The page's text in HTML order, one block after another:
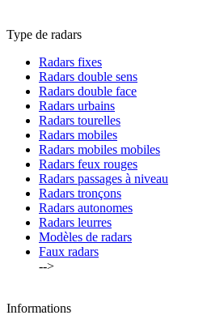
Type de radars
Radars fixes
Radars double sens
Radars double face
Radars urbains
Radars tourelles
Radars mobiles
Radars mobiles mobiles
Radars feux rouges
Radars passages à niveau
Radars tronçons
Radars autonomes
Radars leurres
Modèles de radars
Faux radars
-->
Informations